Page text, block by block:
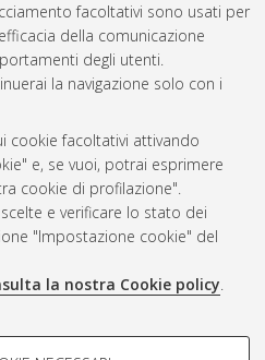
facoltativi sono usati per
della comunicazione
degli utenti.
la navigazione solo con i
cookie facoltativi attivando
e, se vuoi, potrai esprimere
cookie di profilazione".
e verificare lo stato dei
"Impostazione cookie" del
la nostra Cookie policy.
-